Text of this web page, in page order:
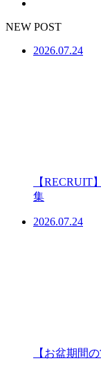
NEW POST
2026.07.24
【RECRUIT
集
2026.07.24
【お盆期間